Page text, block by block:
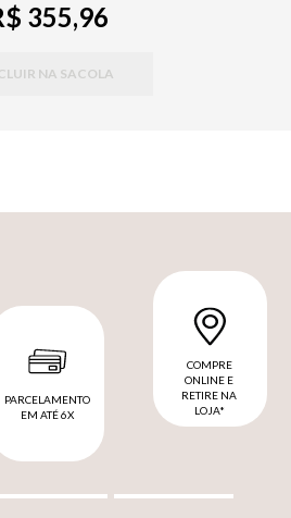
355,96
NA SACOLA
PARCELAMENTO
EM ATÉ 6X
COMPRE
ONLINE E
RETIRE NA
LOJA*